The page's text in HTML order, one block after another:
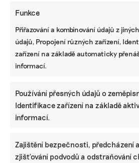
Funkce
Přiřazování a kombinování údajů z
údajů, Propojení různých zařízení,
zařízení na základě automaticky
informací.
Používání přesných údajů o
Identifikace zařízení na základě
informací.
Zajištění bezpečnosti, předcházení a
zjišťování podvodů a odstraňování
PRÁCE, KTERÁ ZLEPŠÍ SVĚT